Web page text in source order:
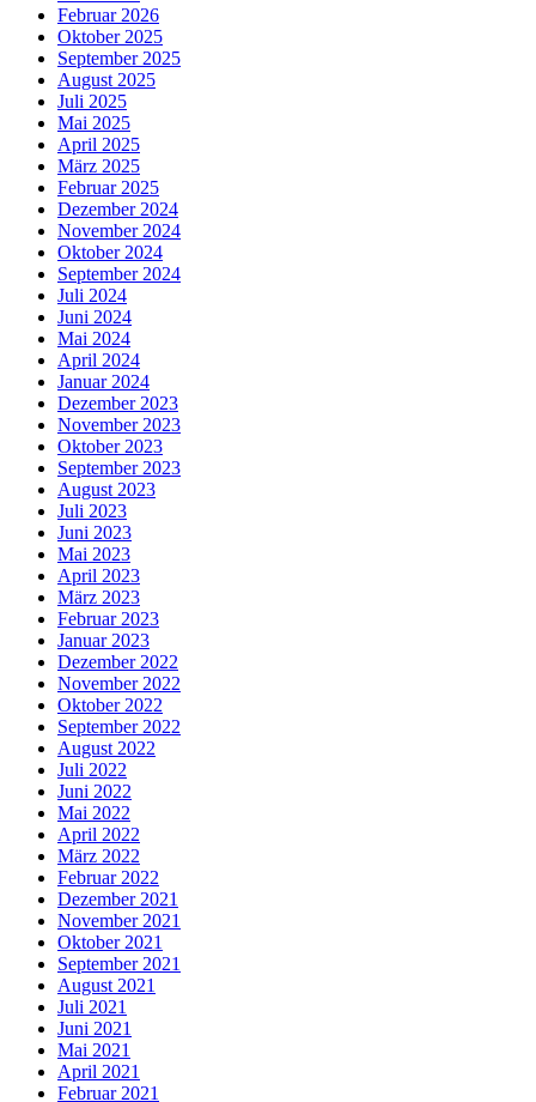
Februar 2026
Oktober 2025
September 2025
August 2025
Juli 2025
Mai 2025
April 2025
März 2025
Februar 2025
Dezember 2024
November 2024
Oktober 2024
September 2024
Juli 2024
Juni 2024
Mai 2024
April 2024
Januar 2024
Dezember 2023
November 2023
Oktober 2023
September 2023
August 2023
Juli 2023
Juni 2023
Mai 2023
April 2023
März 2023
Februar 2023
Januar 2023
Dezember 2022
November 2022
Oktober 2022
September 2022
August 2022
Juli 2022
Juni 2022
Mai 2022
April 2022
März 2022
Februar 2022
Dezember 2021
November 2021
Oktober 2021
September 2021
August 2021
Juli 2021
Juni 2021
Mai 2021
April 2021
Februar 2021